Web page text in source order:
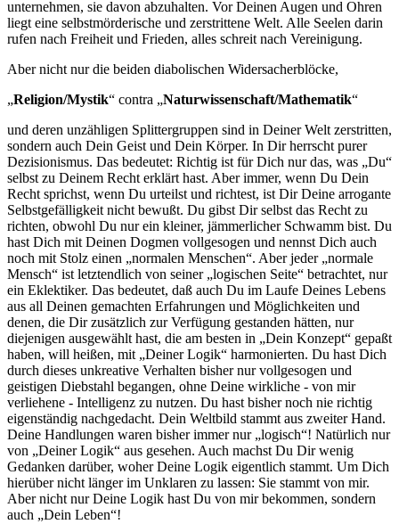
unternehmen, sie davon abzuhalten. Vor Deinen Augen und Ohren
liegt eine selbstmörderische und zerstrittene Welt. Alle Seelen darin
rufen nach Freiheit und Frieden, alles schreit nach Vereinigung.
Aber nicht nur die beiden diabolischen Widersacherblöcke,
„Religion/Mystik“ contra „Naturwissenschaft/Mathematik“
und deren unzähligen Splittergruppen sind in Deiner Welt zerstritten,
sondern auch Dein Geist und Dein Körper. In Dir herrscht purer
Dezisionismus. Das bedeutet: Richtig ist für Dich nur das, was „Du“
selbst zu Deinem Recht erklärt hast. Aber immer, wenn Du Dein
Recht sprichst, wenn Du urteilst und richtest, ist Dir Deine arrogante
Selbstgefälligkeit nicht bewußt. Du gibst Dir selbst das Recht zu
richten, obwohl Du nur ein kleiner, jämmerlicher Schwamm bist. Du
hast Dich mit Deinen Dogmen vollgesogen und nennst Dich auch
noch mit Stolz einen „normalen Menschen“. Aber jeder „normale
Mensch“ ist letztendlich von seiner „logischen Seite“ betrachtet, nur
ein Eklektiker. Das bedeutet, daß auch Du im Laufe Deines Lebens
aus all Deinen gemachten Erfahrungen und Möglichkeiten und
denen, die Dir zusätzlich zur Verfügung gestanden hätten, nur
diejenigen ausgewählt hast, die am besten in „Dein Konzept“ gepaßt
haben, will heißen, mit „Deiner Logik“ harmonierten. Du hast Dich
durch dieses unkreative Verhalten bisher nur vollgesogen und
geistigen Diebstahl begangen, ohne Deine wirkliche - von mir
verliehene - Intelligenz zu nutzen. Du hast bisher noch nie richtig
eigenständig nachgedacht. Dein Weltbild stammt aus zweiter Hand.
Deine Handlungen waren bisher immer nur „logisch“! Natürlich nur
von „Deiner Logik“ aus gesehen. Auch machst Du Dir wenig
Gedanken darüber, woher Deine Logik eigentlich stammt. Um Dich
hierüber nicht länger im Unklaren zu lassen: Sie stammt von mir.
Aber nicht nur Deine Logik hast Du von mir bekommen, sondern
auch „Dein Leben“!